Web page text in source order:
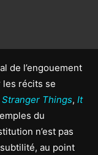
de l’engouement
récits se
Stranger Things, It
du
n’est pas
au point